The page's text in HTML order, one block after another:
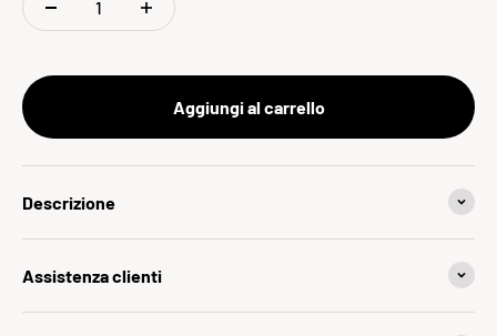
Aggiungi al carrello
Descrizione
Assistenza clienti